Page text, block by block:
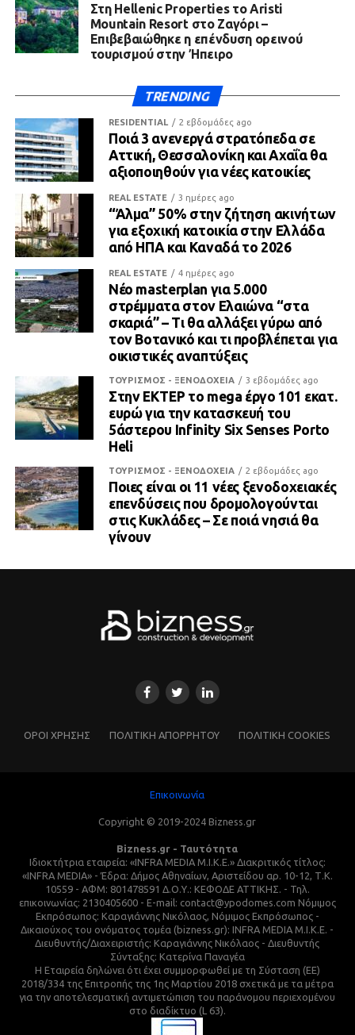
Στη Hellenic Properties το Aristi
Mountain Resort στο Ζαγόρι –
Επιβεβαιώθηκε η επένδυση ορεινού
τουρισμού στην Ήπειρο
TRENDING
RESIDENTIAL 2 εβδομάδες ago
Ποιά 3 ανενεργά στρατόπεδα σε
Αττική, Θεσσαλονίκη και Αχαΐα θα
αξιοποιηθούν για νέες κατοικίες
REAL ESTATE 3 ημέρες ago
“Άλμα” 50% στην ζήτηση ακινήτων
για εξοχική κατοικία στην Ελλάδα
από ΗΠΑ και Καναδά το 2026
REAL ESTATE 4 ημέρες ago
Νέο masterplan για 5.000
στρέμματα στον Ελαιώνα “στα
σκαριά” – Τι θα αλλάξει γύρω από
τον Βοτανικό και τι προβλέπεται για
οικιστικές αναπτύξεις
ΤΟΥΡΙΣΜΟΣ - ΞΕΝΟΔΟΧΕΙΑ 3 εβδομάδες ago
Στην ΕΚΤΕΡ το mega έργο 101 εκατ.
ευρώ για την κατασκευή του
5άστερου Infinity Six Senses Porto
Heli
ΤΟΥΡΙΣΜΟΣ - ΞΕΝΟΔΟΧΕΙΑ 2 εβδομάδες ago
Ποιες είναι οι 11 νέες ξενοδοχειακές
επενδύσεις που δρομολογούνται
στις Κυκλάδες – Σε ποιά νησιά θα
γίνουν
ΌΡΟΙ ΧΡΗΣΗΣ ΠΟΛΙΤΙΚΗ ΑΠΟΡΡΗΤΟΥ ΠΟΛΙΤΙΚΗ COOKIES
Επικοινωνία
Copyright © 2019-2024 Bizness.gr
Bizness.gr - Ταυτότητα
Ιδιοκτήτρια εταιρεία: «INFRA MEDIA M.I.K.E.» Διακριτικός τίτλος:
«INFRA MEDIA» - Έδρα: Δήμος Αθηναίων, Αριστείδου αρ. 10-12, Τ.Κ.
10559 - ΑΦΜ: 801478591 Δ.Ο.Υ.: ΚΕΦΟΔΕ ΑΤΤΙΚΗΣ. - Τηλ.
επικοινωνίας: 2130405600 - E-mail: contact@ypodomes.com Νόμιμος
Εκπρόσωπος: Καραγιάννης Νικόλαος, Νόμιμος Εκπρόσωπος -
Δικαιούχος του ονόματος τομέα (bizness.gr): INFRA MEDIA M.I.K.E. -
Διευθυντής/Διαχειριστής: Καραγιάννης Νικόλαος - Διευθυντής
Σύνταξης: Κατερίνα Παναγέα
Η Εταιρεία δηλώνει ότι έχει συμμορφωθεί με τη Σύσταση (ΕΕ)
2018/334 της Επιτροπής της 1ης Μαρτίου 2018 σχετικά με τα μέτρα
για την αποτελεσματική αντιμετώπιση του παράνομου περιεχομένου
στο διαδίκτυο (L 63).